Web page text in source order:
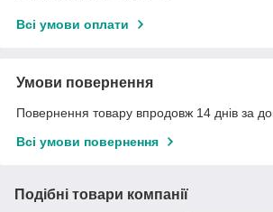
Всі умови оплати
Умови повернення
Повернення товару впродовж 14 днів за
Всі умови повернення
Подібні товари компанії